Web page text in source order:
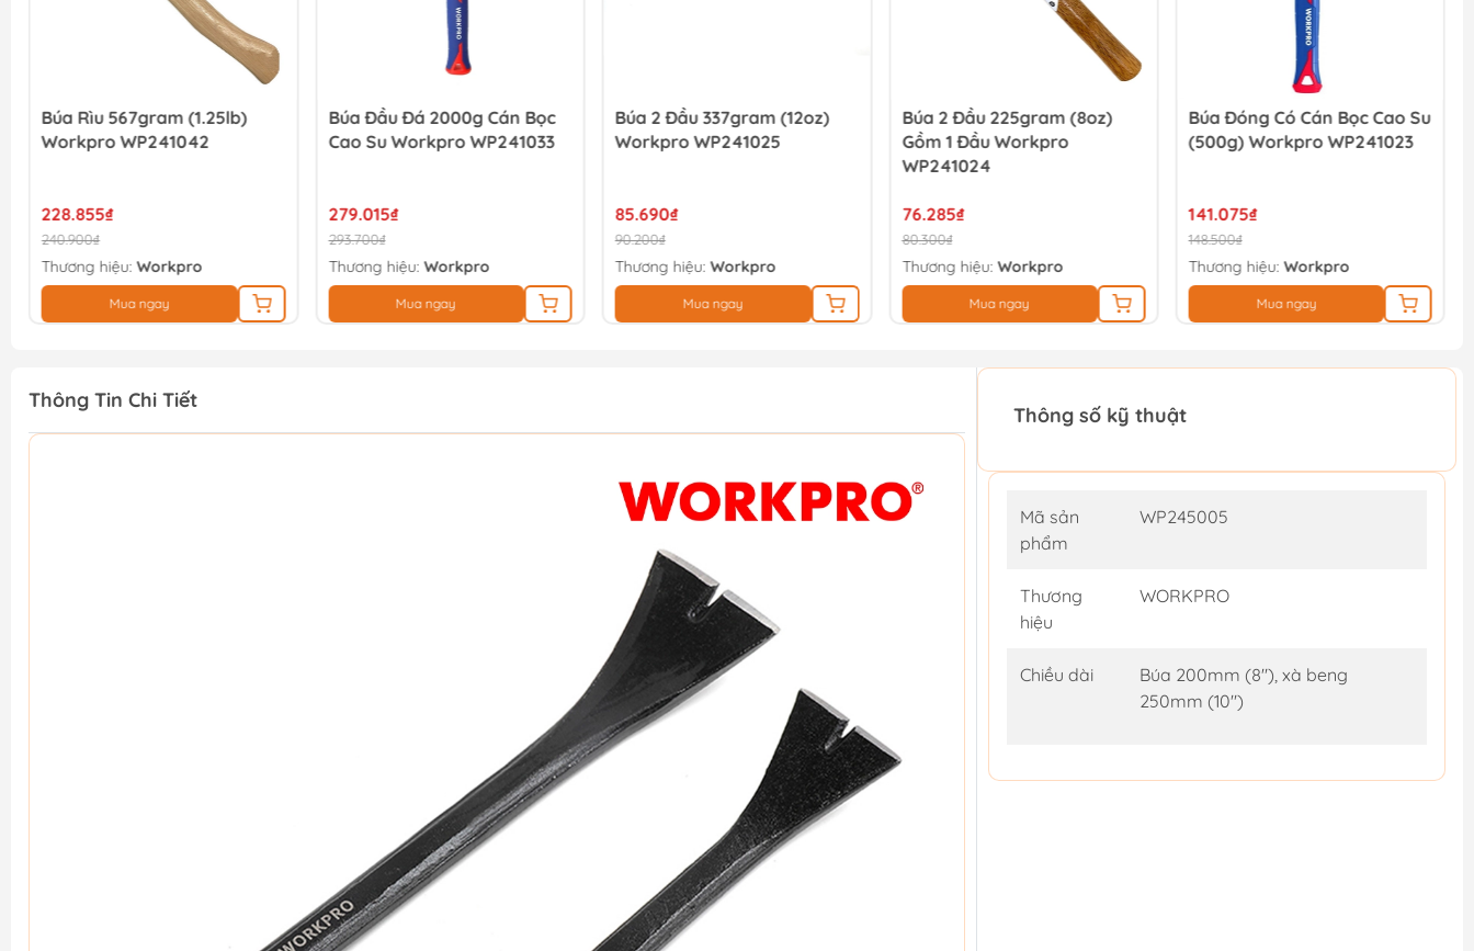
Búa Rìu 567gram (1.25lb)
Workpro WP241042
228.855₫
240.900₫
Thương hiệu:Workpro
Mua ngay
Búa Đầu Đá 2000g Cán Bọc
Cao Su Workpro WP241033
279.015₫
293.700₫
Thương hiệu:Workpro
Mua ngay
Búa 2 Đầu 337gram (12oz)
Workpro WP241025
85.690₫
90.200₫
Thương hiệu:Workpro
Mua ngay
Búa 2 Đầu 225gram (8oz)
Gồm 1 Đầu Workpro
WP241024
76.285₫
80.300₫
Thương hiệu:Workpro
Mua ngay
Búa Đóng Có Cán Bọc Cao Su
(500g) Workpro WP241023
141.075₫
148.500₫
Thương hiệu:Workpro
Mua ngay
Thông Tin Chi Tiết
Thông số kỹ thuật
Mã sản
phẩm
WP245005
Thương
hiệu
WORKPRO
Chiều dài
Búa 200mm (8"), xà beng
250mm (10")